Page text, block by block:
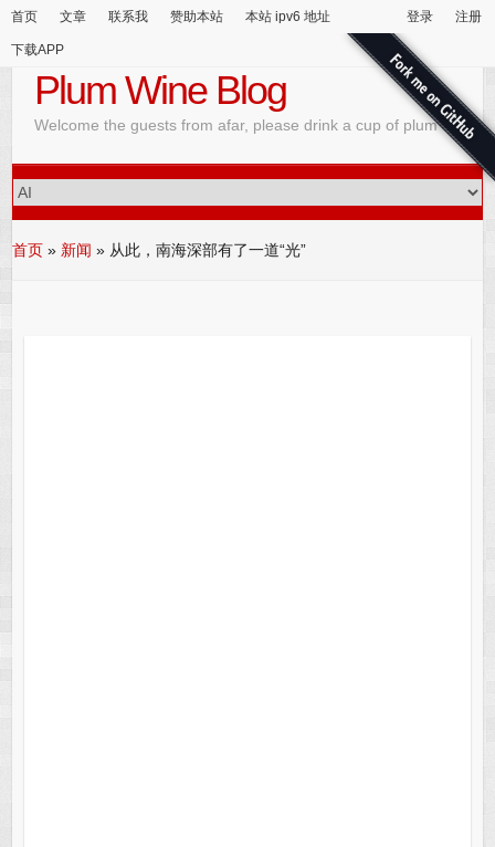
首页 文章 联系我 赞助本站 本站 ipv6 地址
下载APP
登录 注册
Plum Wine Blog
Welcome the guests from afar, please drink a cup of plum wine
首页 » 新闻 » 从此，南海深部有了一道“光”